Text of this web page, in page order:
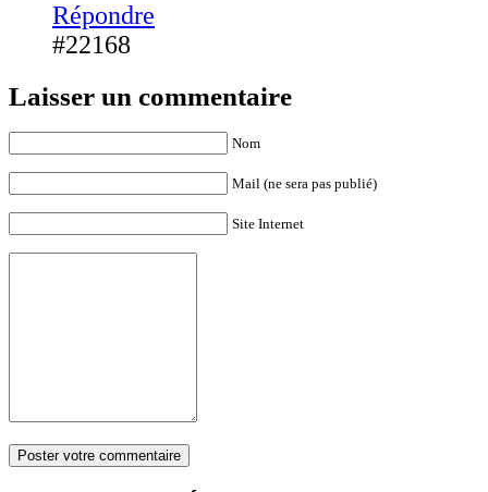
Répondre
#22168
Laisser un commentaire
Nom
Mail (ne sera pas publié)
Site Internet